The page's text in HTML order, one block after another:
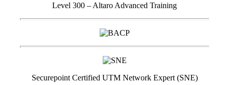
Level 300 – Altaro Advanced Training
Securepoint Certified UTM Network Expert (SNE)